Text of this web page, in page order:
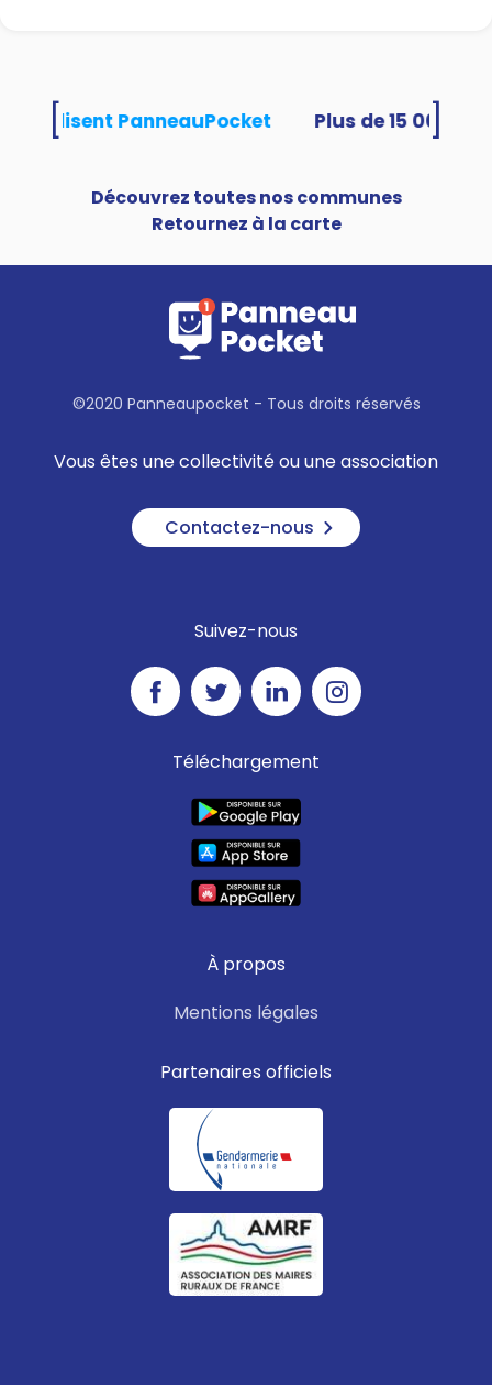
utilisent PanneauPocket
Découvrez toutes nos communes
Retournez à la carte
©2020 Panneaupocket - Tous droits réservés
Vous êtes une collectivité ou une association
Contactez-nous
Suivez-nous
Téléchargement
À propos
Mentions légales
Partenaires officiels